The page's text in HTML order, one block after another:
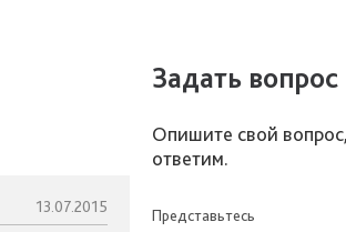
13.07.2015
Задать вопрос
Опишите свой
ответим.
Представьтесь